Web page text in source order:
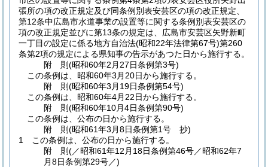
張所の項の改正規定及び同条例別表安芸区の項の改正規定、
第12条中広島市水道事業の設置等に関する条例別表安芸区の
項の改正規定並びに第13条の規定は、広島市安芸区矢野新町
一丁目の設定に係る地方自治法(昭和22年法律第67号)第260
条第2項の規定による県知事の告示があつた日から施行する。
附 則(昭和60年2月27日条例第3号)
この条例は、昭和60年3月20日から施行する。
附 則(昭和60年3月19日条例第54号)
この条例は、昭和60年4月22日から施行する。
附 則(昭和60年10月4日条例第90号)
この条例は、公布の日から施行する。
附 則(昭和61年3月8日条例第1号 抄)
1
この条例は、公布の日から施行する。
附 則(／昭和61年12月18日条例第46号／昭和62年7
月8日条例第29号／)